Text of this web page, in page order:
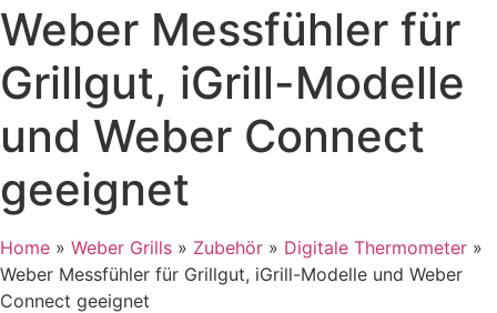
Weber Messfühler für
Grillgut, iGrill-Modelle
und Weber Connect
geeignet
Home » Weber Grills » Zubehör » Digitale Thermometer »
Weber Messfühler für Grillgut, iGrill-Modelle und Weber
Connect geeignet